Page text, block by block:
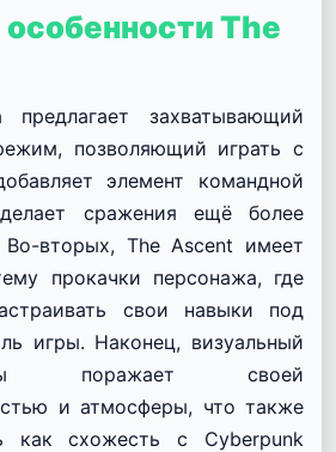
The
предлагает захватывающий
позволяющий играть с
элемент командной
сражения ещё более
Во-вторых, The Ascent имеет
прокачки персонажа, где
свои навыки под
игры. Наконец, визуальный
поражает своей
и атмосферы, что также
как схожесть с Cyberpunk